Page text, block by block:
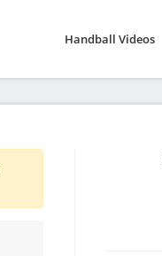
Handball Videos